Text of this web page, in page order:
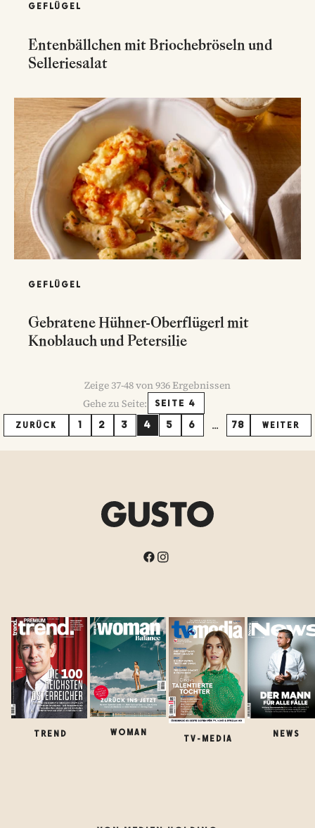
GEFLÜGEL
Entenbällchen mit Briochebröseln und
Selleriesalat
GEFLÜGEL
Gebratene Hühner-Oberflügerl mit
Knoblauch und Petersilie
Zeige37-48von936Ergebnissen
Gehe zu Seite:
SEITE 4
ZURÜCK 1 2 3 4 5 6 ... 78 WEITER
TREND WOMAN
TV-MEDIA
NEWS